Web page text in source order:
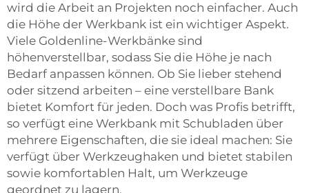
wird die Arbeit an Projekten noch einfacher. Auch
die Höhe der Werkbank ist ein wichtiger Aspekt.
Viele Goldenline-Werkbänke sind
höhenverstellbar, sodass Sie die Höhe je nach
Bedarf anpassen können. Ob Sie lieber stehend
oder sitzend arbeiten – eine verstellbare Bank
bietet Komfort für jeden. Doch was Profis betrifft,
so verfügt eine Werkbank mit Schubladen über
mehrere Eigenschaften, die sie ideal machen: Sie
verfügt über Werkzeughaken und bietet stabilen
sowie komfortablen Halt, um Werkzeuge
geordnet zu lagern.